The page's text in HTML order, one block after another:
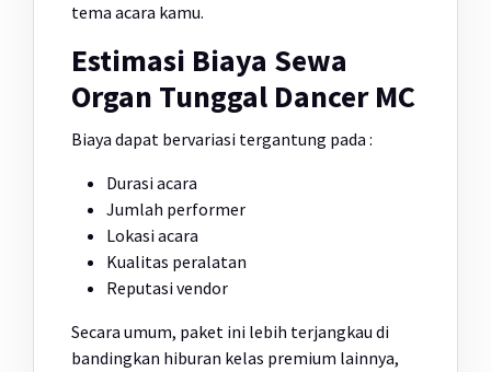
tema acara kamu.
Estimasi Biaya Sewa
Organ Tunggal Dancer MC
Biaya dapat bervariasi tergantung pada :
Durasi acara
Jumlah performer
Lokasi acara
Kualitas peralatan
Reputasi vendor
Secara umum, paket ini lebih terjangkau di
bandingkan hiburan kelas premium lainnya,